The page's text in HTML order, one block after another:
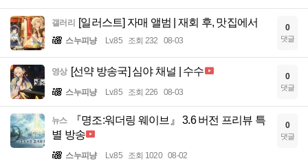
갤러리 [일러스트] 자매 앨범 | 재회 후, 맛집에서
스누피냥 Lv.85 조회 232 08-03
0
댓글
영상 [선약 방송국] 심야 채널 | 수수
스누피냥 Lv.85 조회 226 08-03
0
댓글
뉴스
『명조:워더링 웨이브』 3.6 버전 프리뷰 특
별 방송
스누피냥 Lv.85 조회 1020 08-02
0
댓글